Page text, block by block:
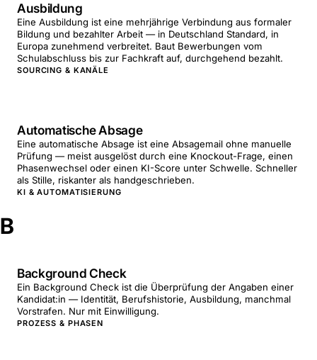
Ausbildung
Eine Ausbildung ist eine mehrjährige Verbindung aus formaler
Bildung und bezahlter Arbeit — in Deutschland Standard, in
Europa zunehmend verbreitet. Baut Bewerbungen vom
Schulabschluss bis zur Fachkraft auf, durchgehend bezahlt.
SOURCING & KANÄLE
Automatische Absage
Eine automatische Absage ist eine Absagemail ohne manuelle
Prüfung — meist ausgelöst durch eine Knockout-Frage, einen
Phasenwechsel oder einen KI-Score unter Schwelle. Schneller
als Stille, riskanter als handgeschrieben.
KI & AUTOMATISIERUNG
B
Background Check
Ein Background Check ist die Überprüfung der Angaben einer
Kandidat:in — Identität, Berufshistorie, Ausbildung, manchmal
Vorstrafen. Nur mit Einwilligung.
PROZESS & PHASEN